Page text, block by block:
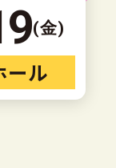
(金)
ール